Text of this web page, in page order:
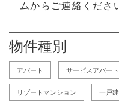
ムからご連絡くださ
物件種別
アパート サービスアパー
リゾートマンション 一戸